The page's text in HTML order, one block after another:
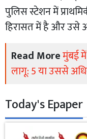
पुलिस स्टेशन में
हिरासत में है और उसे
Read Moreमुंबई
लागू: 5 या उससे
Today's Epaper